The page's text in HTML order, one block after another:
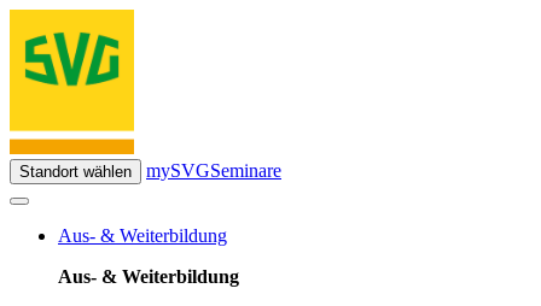
Standort wählen mySVGSeminare
Aus- & Weiterbildung
Aus- & Weiterbildung